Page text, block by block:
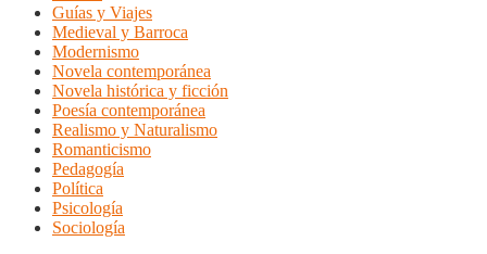
Guías y Viajes
Medieval y Barroca
Modernismo
Novela contemporánea
Novela histórica y ficción
Poesía contemporánea
Realismo y Naturalismo
Romanticismo
Pedagogía
Política
Psicología
Sociología